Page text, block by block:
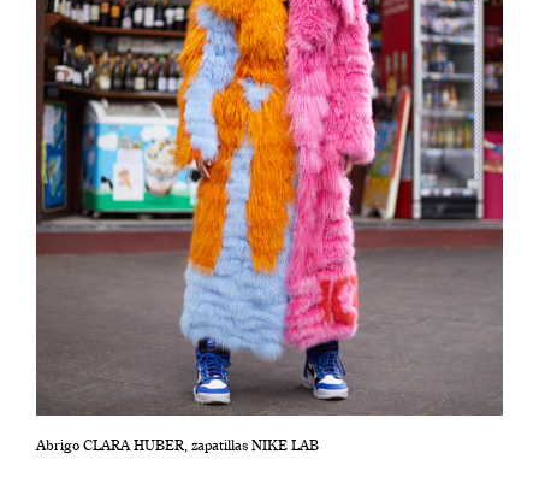
Abrigo CLARA HUBER, zapatillas NIKE LAB